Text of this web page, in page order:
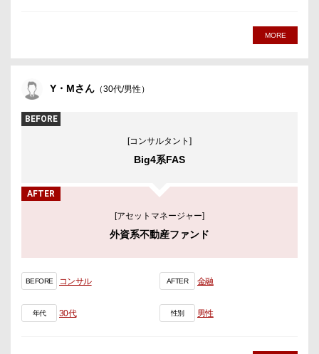
MORE
Y・Mさん （30代/男性）
BEFORE
[コンサルタント]
Big4系FAS
AFTER
[アセットマネージャー]
外資系不動産ファンド
BEFORE コンサル AFTER 金融
年代 30代 性別 男性